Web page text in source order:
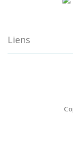
Liens